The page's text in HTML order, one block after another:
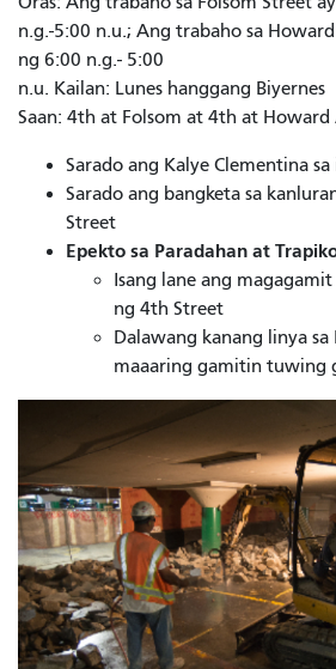
n.g.-5:00 n.u.; Ang trabaho sa
ng 6:00 n.g.- 5:00
n.u. Kailan: Lunes hanggang Biyernes
Saan: 4th at Folsom at 4th at Howard
Sarado ang Kalye Clementina
Sarado ang bangketa sa
Street
Epekto sa Paradahan at
Isang lane ang
ng 4th Street
Dalawang kanang linya sa
maaaring gamitin tuwing